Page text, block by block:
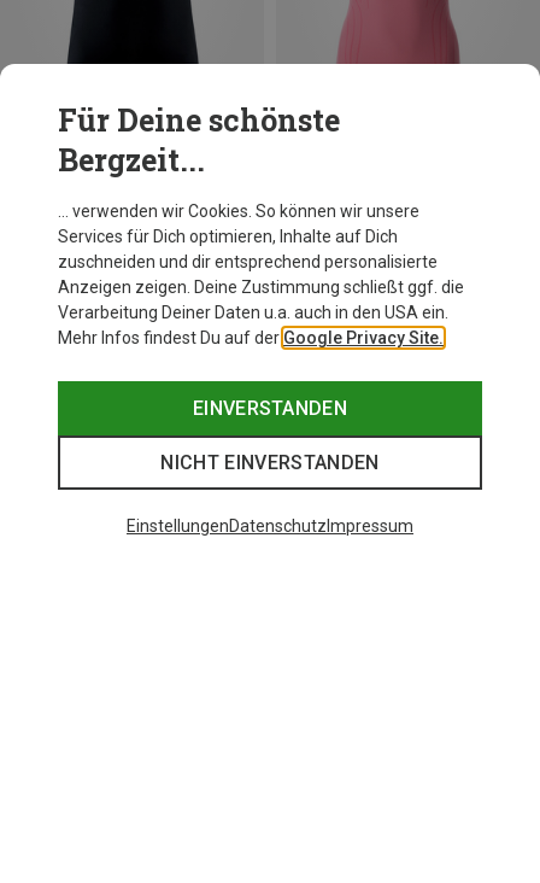
Du sparst 53%
Für Deine schönste
Bergzeit...
… verwenden wir Cookies. So können wir unsere
Services für Dich optimieren, Inhalte auf Dich
zuschneiden und dir entsprechend personalisierte
Anzeigen zeigen. Deine Zustimmung schließt ggf. die
Verarbeitung Deiner Daten u.a. auch in den USA ein.
Mehr Infos findest Du auf der Google Privacy Site.
EINVERSTANDEN
NICHT EINVERSTANDEN
EinstellungenDatenschutz Impressum